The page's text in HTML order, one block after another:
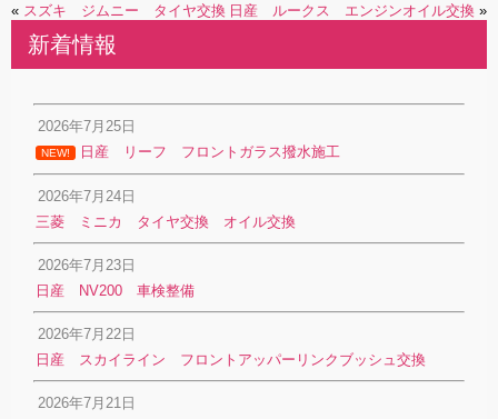
« スズキ ジムニー タイヤ交換 日産 ルークス エンジンオイル交換 »
新着情報
2026年7月25日
NEW! 日産 リーフ フロントガラス撥水施工
2026年7月24日
三菱 ミニカ タイヤ交換 オイル交換
2026年7月23日
日産 NV200 車検整備
2026年7月22日
日産 スカイライン フロントアッパーリンクブッシュ交換
2026年7月21日